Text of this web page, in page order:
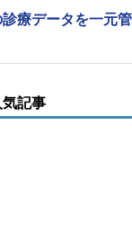
療データを一元
記事